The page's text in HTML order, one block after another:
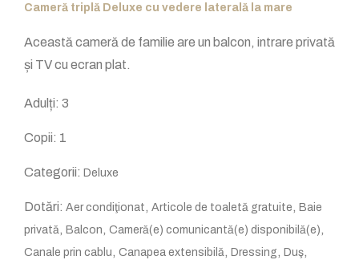
Cameră triplă Deluxe cu vedere laterală la mare
Această cameră de familie are un balcon, intrare privată
și TV cu ecran plat.
Adulți: 3
Copii: 1
Categorii: Deluxe
Dotări: Aer condiţionat , Articole de toaletă gratuite , Baie
privată , Balcon , Cameră(e) comunicantă(e) disponibilă(e) ,
Canale prin cablu , Canapea extensibilă , Dressing , Duş,